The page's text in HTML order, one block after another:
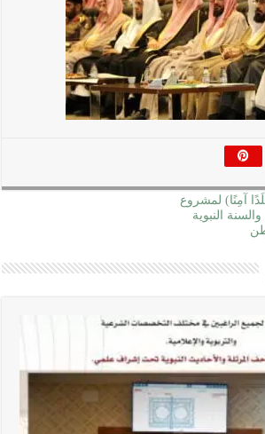
آمِنًا) لمشروع
النبوية